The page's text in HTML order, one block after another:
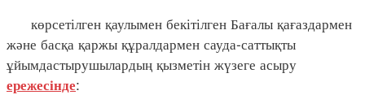
көрсетілген қаулымен бекітілген Бағалы қағаздармен
және басқа қаржы құралдармен сауда-саттықты
ұйымдастырушылардың қызметін жүзеге асыру
ережесінде: